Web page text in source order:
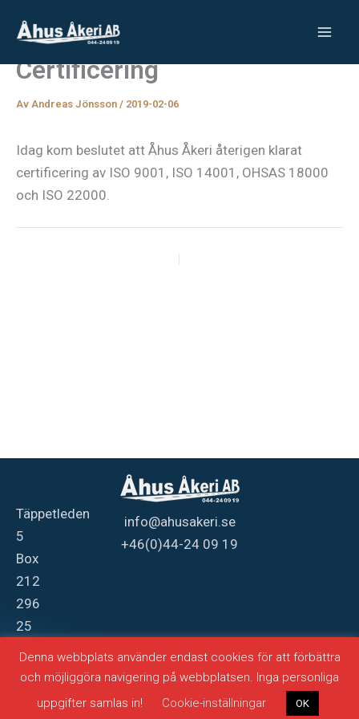
Certificering
Av Andreas Jönsson / 2019-02-06
Idag kom beslutet att Åhus Åkeri återigen klarat
certificering av ISO 9001, ISO 14001, OHSAS 18000
och ISO 22000.
Täppetleden
5
Box
212
296
25
Åhus
info@ahusakeri.se
+46(0)44-24 09 19
Producerad av webbasen
Denna webbplats använder endast cookies för att förbättra
och möjliggöra navigering på webbplatsen. Inga personliga
uppgifter samlas in!
Cookie-inställningar OK